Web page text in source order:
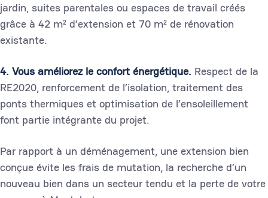
jardin, suites parentales ou espaces de travail créés
grâce à 42 m² d’extension et 70 m² de rénovation
existante.
4. Vous améliorez le confort énergétique. Respect de la
RE2020, renforcement de l’isolation, traitement des
ponts thermiques et optimisation de l’ensoleillement
font partie intégrante du projet.
Par rapport à un déménagement, une extension bien
conçue évite les frais de mutation, la recherche d’un
nouveau bien dans un secteur tendu et la perte de votre